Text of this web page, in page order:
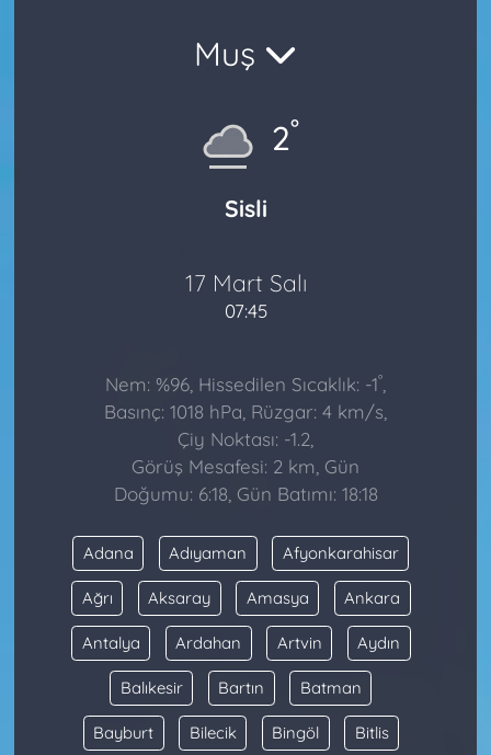
Muş
2°
Sisli
17 Mart Salı
07:45
Nem: %96, Hissedilen Sıcaklık: -1°
Basınç: 1018 hPa, Rüzgar: 4 km/s,
Çiy Noktası: -1.2,
Görüş Mesafesi: 2 km, Gün
Doğumu: 6:18, Gün Batımı: 18:18
Adana Adıyaman Afyonkarahisar
Ağrı Aksaray Amasya Ankara
Antalya Ardahan Artvin Aydın
Balıkesir Bartın Batman
Bayburt Bilecik Bingöl Bitlis